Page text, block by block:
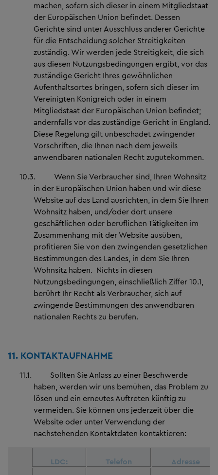
machen, sofern sich dieser in einem Mitgliedstaat
der Europäischen Union befindet. Dessen
Gerichte sind unter Ausschluss anderer Gerichte
für die Entscheidung solcher Streitigkeiten
zuständig. Wir werden jede Streitigkeit, die sich
aus diesen Nutzungsbedingungen ergibt, vor das
zuständige Gericht Ihres gewöhnlichen
Aufenthaltsortes bringen, sofern sich dieser im
Vereinigten Königreich oder in einem
Mitgliedstaat der Europäischen Union befindet;
andernfalls vor das zuständige Gericht in England.
Diese Regelung gilt unbeschadet zwingender
Vorschriften, die Ihnen nach dem jeweils
anwendbaren nationalen Recht zugutekommen.
10.3.
Wenn Sie Verbraucher sind, Ihren Wohnsitz
in der Europäischen Union haben und wir diese
Website auf das Land ausrichten, in dem Sie Ihren
Wohnsitz haben, und/oder dort unsere
geschäftlichen oder beruflichen Tätigkeiten im
Zusammenhang mit der Website ausüben,
profitieren Sie von den zwingenden gesetzlichen
Bestimmungen des Landes, in dem Sie Ihren
Wohnsitz haben. Nichts in diesen
Nutzungsbedingungen, einschließlich Ziffer 10.1,
berührt Ihr Recht als Verbraucher, sich auf
zwingende Bestimmungen des anwendbaren
nationalen Rechts zu berufen.
11. KONTAKTAUFNAHME
11.1.
Sollten Sie Anlass zu einer Beschwerde
haben, werden wir uns bemühen, das Problem zu
lösen und ein erneutes Auftreten künftig zu
vermeiden. Sie können uns jederzeit über die
Website oder unter Verwendung der
nachstehenden Kontaktdaten kontaktieren:
LDC: Telefon
Adresse